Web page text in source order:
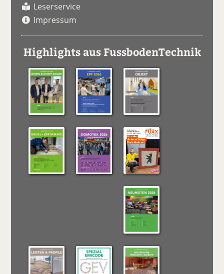
Leserservice
Impressum
Highlights aus FussbodenTechnik